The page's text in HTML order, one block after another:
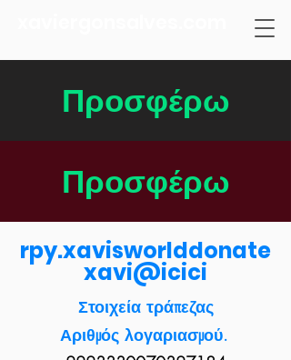
Προσφέρω
Προσφέρω
rpy.xavisworlddonate
xavi@icici
Στοιχεία τράπεζας
Αριθμός λογαριασμού.